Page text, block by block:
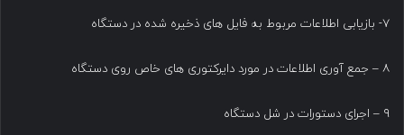
۷- بازیابی اطلاعات مربوط به فایل های ذخیره شده در دستگاه
۸ – جمع آوری اطلاعات در مورد دایرکتوری های خاص روی دستگاه
۹ – اجرای دستورات در شل دستگاه